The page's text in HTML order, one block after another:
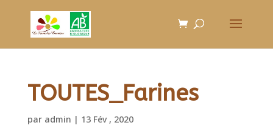
TOUTES_Farines
par admin | 13 Fév , 2020